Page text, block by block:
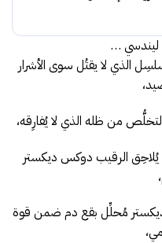
ليندسي …
الذي لا يقتُل سوى الأشرار
من ظله الذي لا يُفارِقه،
يُلاحِق الرقيب دوكس ديكستر
ديكستر مُحلِّل بقع دم ضمن قوة